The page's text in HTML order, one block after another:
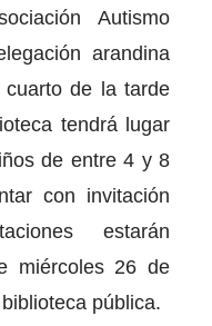
Autismo
arandina
de la tarde
tendrá lugar
de entre 4 y 8
con invitación
estarán
miércoles 26 de
pública.